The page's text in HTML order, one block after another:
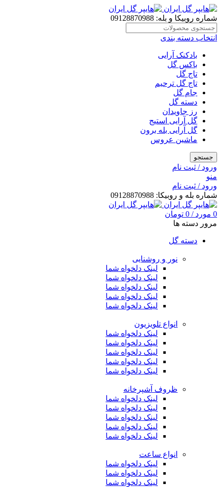
شماره روبیکا و بله: 09128870988
انتخاب دسته بندی
بادکنک آرایی
باکس گل
تاج گل
تاج گل ترحیم
جام گل
دسته گل
رز جاویدان
گل آرایی استیج
گل آرایی بله برون
ماشین عروس
جستجو
ورود / ثبت نام
منو
ورود / ثبت نام
شماره بله و روبیکا: 09128870988
0 مورد /
0 تومان
مرور دسته ها
دسته گل
نور و روشنایی
لینک دلخواه شما
لینک دلخواه شما
لینک دلخواه شما
لینک دلخواه شما
لینک دلخواه شما
انواع تلویزیون
لینک دلخواه شما
لینک دلخواه شما
لینک دلخواه شما
لینک دلخواه شما
لینک دلخواه شما
ظروف آشپرخانه
لینک دلخواه شما
لینک دلخواه شما
لینک دلخواه شما
لینک دلخواه شما
لینک دلخواه شما
انواع ساعت
لینک دلخواه شما
لینک دلخواه شما
لینک دلخواه شما